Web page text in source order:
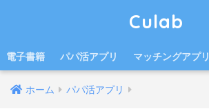
Culab
電子書籍 パパ活アプリ マッチングアプリ
ホーム パパ活アプリ